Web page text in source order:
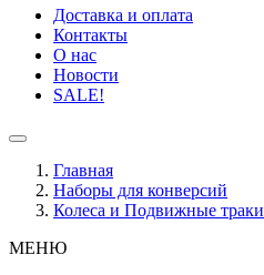
Доставка и оплата
Контакты
О нас
Новости
SALE!
Главная
Наборы для конверсий
Колеса и Подвижные траки
МЕНЮ